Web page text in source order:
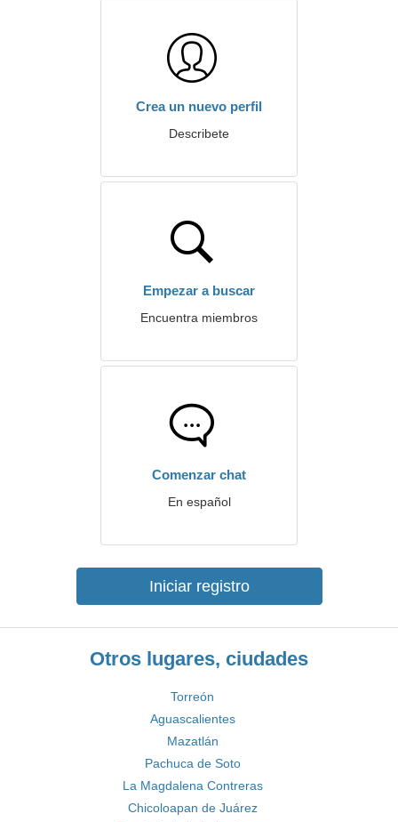
Crea un nuevo perfil
Describete
Empezar a buscar
Encuentra miembros
Comenzar chat
En español
Iniciar registro
Otros lugares, ciudades
Torreón
Aguascalientes
Mazatlán
Pachuca de Soto
La Magdalena Contreras
Chicoloapan de Juárez